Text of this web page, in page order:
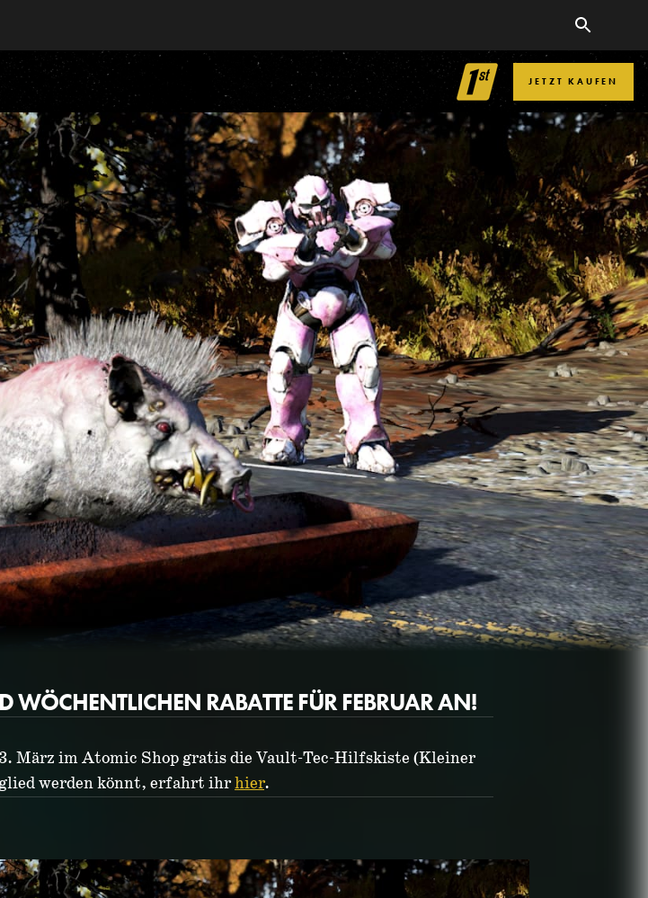
JETZT KAUFEN
Fallout 76 (PC)
WÖCHENTLICHEN RABATTE FÜR FEBRUAR AN!
März im Atomic Shop gratis die Vault-Tec-Hilfskiste (Kleiner
werden könnt, erfahrt ihrhier.